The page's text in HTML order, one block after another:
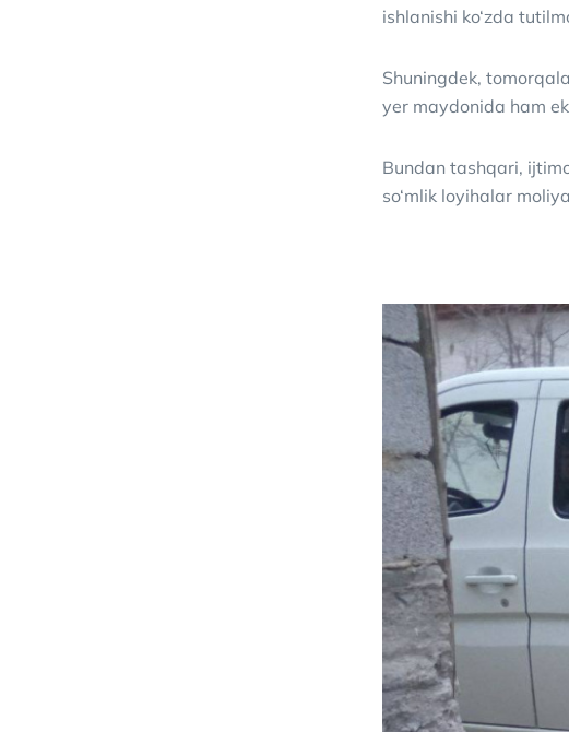
ishlanishi ko‘zda
Shuningdek,
yer maydonida ham
Bundan tashqari,
so‘mlik loyihalar